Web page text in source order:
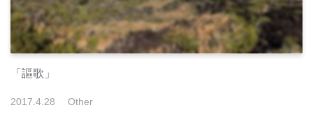
「謳歌」
2017 4 28 Other